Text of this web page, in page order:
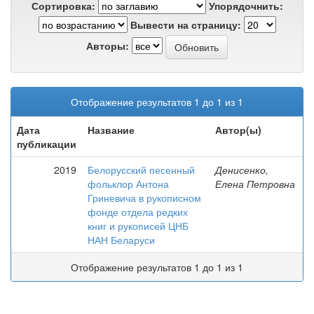
Сортировка:
Упорядочнить:
Вывести на страницу:
Авторы:
Отображение результатов 1 до 1 из 1
Дата
публикации
Название Автор(ы)
2019
Белорусский песенный
фольклор Антона
Гриневича в рукописном
фонде отдела редких
книг и рукописей ЦНБ
НАН Беларуси
Денисенко,
Елена Петровна
Отображение результатов 1 до 1 из 1